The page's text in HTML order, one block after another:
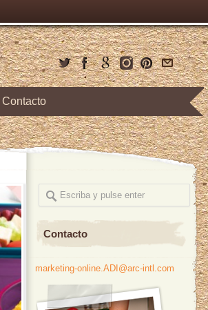
Contacto
Contacto
marketing-online.ADI@arc-intl.com